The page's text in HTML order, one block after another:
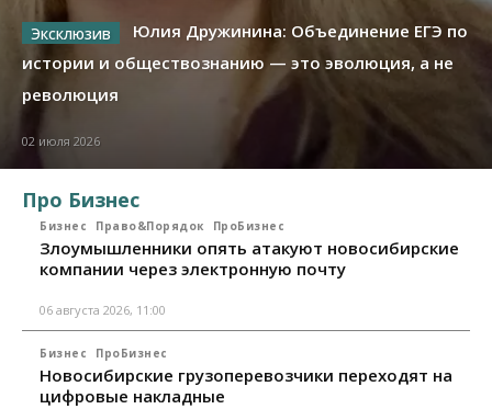
Юлия Дружинина: Объединение ЕГЭ по
истории и обществознанию — это эволюция, а не
революция
02 июля 2026
Про Бизнес
Бизнес Право&Порядок ПроБизнес
Злоумышленники опять атакуют новосибирские
компании через электронную почту
06 августа 2026, 11:00
Бизнес ПроБизнес
Новосибирские грузоперевозчики переходят на
цифровые накладные